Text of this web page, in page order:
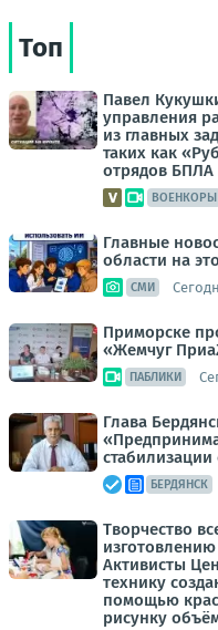
Топ
Павел
управления
из главных
таких как
отрядов БПЛА
ВОЕНКОРЫ
Главные
области на
СМИ
Приморске
«Жемчуг
ПАБЛИКИ
Глава
стабилизации
БЕРДЯНСК
Творчество
Активисты
технику
помощью
рисунку